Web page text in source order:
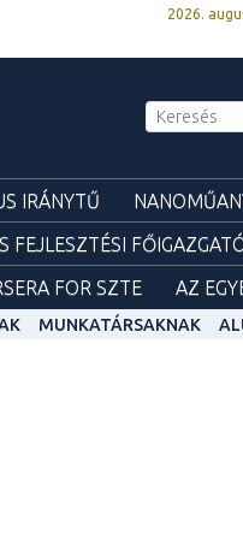
2026.
IRÁNYTŰ
FEJLESZTÉSI
FOR SZTE
AZ
MUNKATÁRSAKNAK